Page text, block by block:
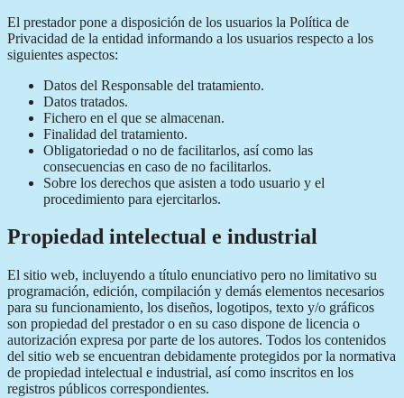
El prestador pone a disposición de los usuarios la Política de
Privacidad de la entidad informando a los usuarios respecto a los
siguientes aspectos:
Datos del Responsable del tratamiento.
Datos tratados.
Fichero en el que se almacenan.
Finalidad del tratamiento.
Obligatoriedad o no de facilitarlos, así como las
consecuencias en caso de no facilitarlos.
Sobre los derechos que asisten a todo usuario y el
procedimiento para ejercitarlos.
Propiedad intelectual e industrial
El sitio web, incluyendo a título enunciativo pero no limitativo su
programación, edición, compilación y demás elementos necesarios
para su funcionamiento, los diseños, logotipos, texto y/o gráficos
son propiedad del prestador o en su caso dispone de licencia o
autorización expresa por parte de los autores. Todos los contenidos
del sitio web se encuentran debidamente protegidos por la normativa
de propiedad intelectual e industrial, así como inscritos en los
registros públicos correspondientes.